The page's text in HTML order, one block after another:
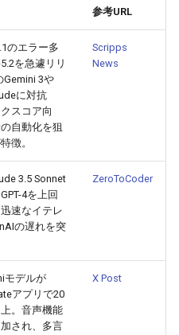
2026-06-20
2026-06-19
2026-06-18
2026-06-16
2026-06-15
2026-06-14
2026-06-13
2025-12-05
2025-12-04
2025-12-03
2025-12-01
2025-11-30
2025-11-29
2025-11-28
2026-01-11
2026-01-04
2026-01-11
2026-01-04
2026-06-18
2026-06-17
2026-06-16
2026-06-13
2026-06-12
2026-06-11
2026-06-10
2025-12-05
2025-12-04
2025-12-03
2025-12-01
2025-11-30
2025-11-29
2025-11-28
2026-01-11
2026-01-04
2026-06-18
2026-06-17
2026-06-16
2026-06-14
2026-06-13
2026-06-12
2026-06-11
2025-12-05
2025-12-04
2025-12-03
2025-12-01
2025-11-30
2025-11-29
2025-11-28
2026-01-11
2026-01-04
2026-06-20
2026-06-19
2026-06-18
2026-06-16
2026-06-15
2026-06-14
2026-06-13
2026-06-15
2026-06-14
2026-06-13
2026-06-10
2026-06-09
2026-06-08
2026-06-07
参考URL
のエラー多
を急遽リリ
Gemini 3や
に対抗
スコア向
自動化を狙
徴。
Scripps
News
3.5 Sonnet
4を上回
速なイテレ
の遅れを突
ZeroToCoder
モデルが
アプリで20
。音声機能
され、多言
X Post